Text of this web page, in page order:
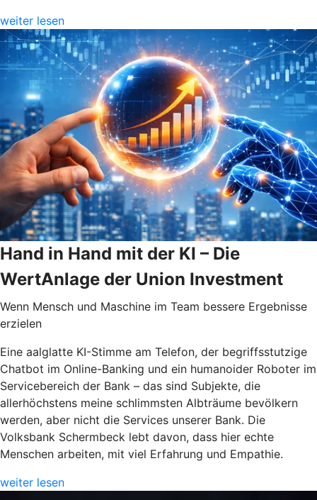
weiter lesen
Hand in Hand mit der KI – Die
WertAnlage der Union Investment
Wenn Mensch und Maschine im Team bessere Ergebnisse
erzielen
Eine aalglatte KI-Stimme am Telefon, der begriffsstutzige
Chatbot im Online-Banking und ein humanoider Roboter im
Servicebereich der Bank – das sind Subjekte, die
allerhöchstens meine schlimmsten Albträume bevölkern
werden, aber nicht die Services unserer Bank. Die
Volksbank Schermbeck lebt davon, dass hier echte
Menschen arbeiten, mit viel Erfahrung und Empathie.
weiter lesen